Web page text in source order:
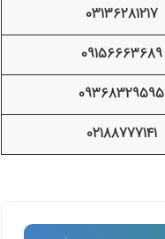
03136281217
09156663689
09368329595
02188777141